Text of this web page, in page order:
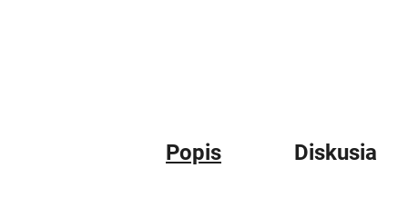
Popis Diskusia